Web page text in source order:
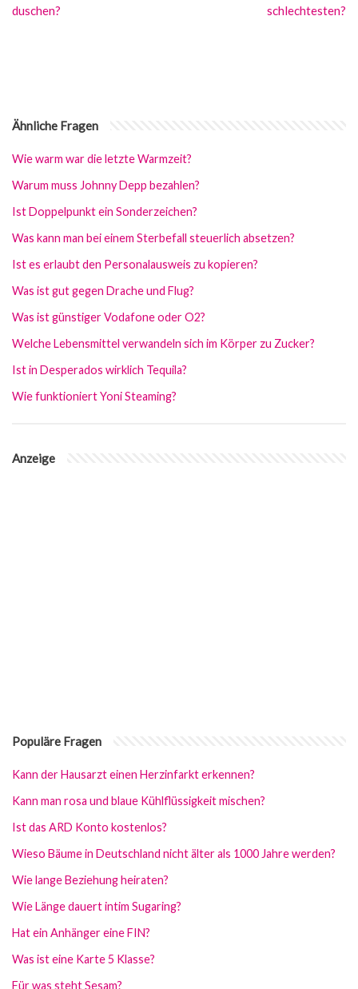
duschen?
schlechtesten?
Ähnliche Fragen
Wie warm war die letzte Warmzeit?
Warum muss Johnny Depp bezahlen?
Ist Doppelpunkt ein Sonderzeichen?
Was kann man bei einem Sterbefall steuerlich absetzen?
Ist es erlaubt den Personalausweis zu kopieren?
Was ist gut gegen Drache und Flug?
Was ist günstiger Vodafone oder O2?
Welche Lebensmittel verwandeln sich im Körper zu Zucker?
Ist in Desperados wirklich Tequila?
Wie funktioniert Yoni Steaming?
Anzeige
Populäre Fragen
Kann der Hausarzt einen Herzinfarkt erkennen?
Kann man rosa und blaue Kühlflüssigkeit mischen?
Ist das ARD Konto kostenlos?
Wieso Bäume in Deutschland nicht älter als 1000 Jahre werden?
Wie lange Beziehung heiraten?
Wie Länge dauert intim Sugaring?
Hat ein Anhänger eine FIN?
Was ist eine Karte 5 Klasse?
Für was steht Sesam?